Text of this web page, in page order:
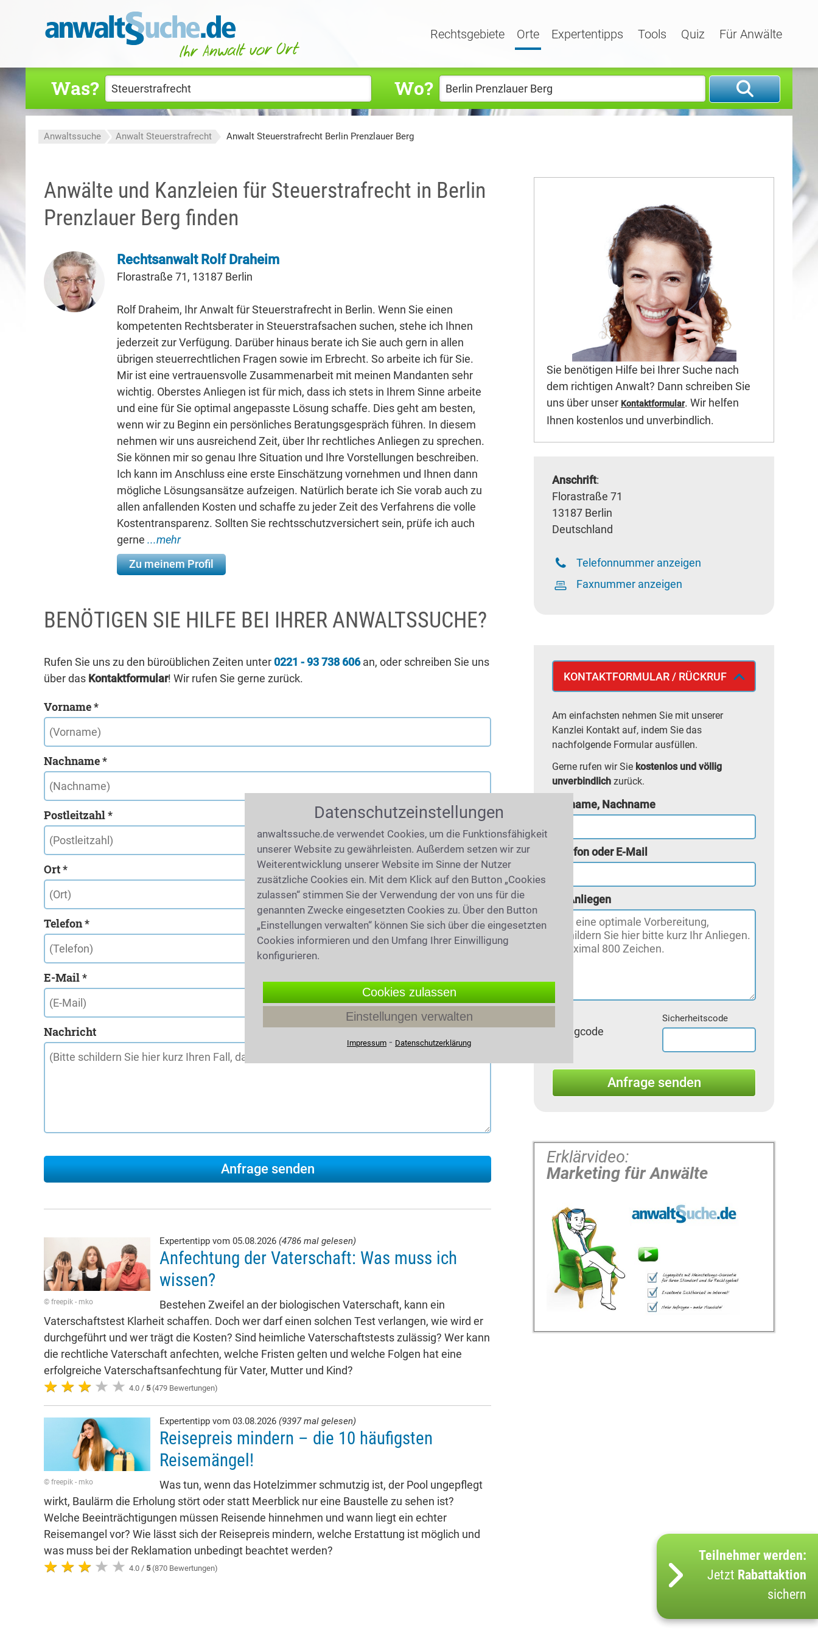
Rechtsgebiete Orte Expertentipps Tools Quiz Für Anwälte
Was? Wo?
Anwaltssuche Anwalt Steuerstrafrecht Anwalt Steuerstrafrecht Berlin Prenzlauer Berg
Anwälte und Kanzleien für Steuerstrafrecht in Berlin
Prenzlauer Berg finden
Rechtsanwalt Rolf Draheim
Florastraße 71, 13187 Berlin
Rolf Draheim, Ihr Anwalt für Steuerstrafrecht in Berlin. Wenn Sie einen
kompetenten Rechtsberater in Steuerstrafsachen suchen, stehe ich Ihnen
jederzeit zur Verfügung. Darüber hinaus berate ich Sie auch gern in allen
übrigen steuerrechtlichen Fragen sowie im Erbrecht. So arbeite ich für Sie.
Mir ist eine vertrauensvolle Zusammenarbeit mit meinen Mandanten sehr
wichtig. Oberstes Anliegen ist für mich, dass ich stets in Ihrem Sinne arbeite
und eine für Sie optimal angepasste Lösung schaffe. Dies geht am besten,
wenn wir zu Beginn ein persönliches Beratungsgespräch führen. In diesem
nehmen wir uns ausreichend Zeit, über Ihr rechtliches Anliegen zu sprechen.
Sie können mir so genau Ihre Situation und Ihre Vorstellungen beschreiben.
Ich kann im Anschluss eine erste Einschätzung vornehmen und Ihnen dann
mögliche Lösungsansätze aufzeigen. Natürlich berate ich Sie vorab auch zu
allen anfallenden Kosten und schaffe zu jeder Zeit des Verfahrens die volle
Kostentransparenz. Sollten Sie rechtsschutzversichert sein, prüfe ich auch
gerne ...mehr
Zu meinem Profil
BENÖTIGEN SIE HILFE BEI IHRER ANWALTSSUCHE?
Rufen Sie uns zu den büroüblichen Zeiten unter 0221 - 93 738 606an, oder schreiben Sie uns
über das Kontaktformular! Wir rufen Sie gerne zurück.
Vorname *
Nachname *
Postleitzahl *
Ort *
Telefon *
E-Mail *
Nachricht
© freepik - mko
Expertentipp vom 05.08.2026 (4786 mal gelesen)
Anfechtung der Vaterschaft: Was muss ich
wissen?
Bestehen Zweifel an der biologischen Vaterschaft, kann ein
Vaterschaftstest Klarheit schaffen. Doch wer darf einen solchen Test verlangen, wie wird er
durchgeführt und wer trägt die Kosten? Sind heimliche Vaterschaftstests zulässig? Wer kann
die rechtliche Vaterschaft anfechten, welche Fristen gelten und welche Folgen hat eine
erfolgreiche Vaterschaftsanfechtung für Vater, Mutter und Kind?
4.0 / 5(479 Bewertungen)
© freepik - mko
Expertentipp vom 03.08.2026 (9397 mal gelesen)
Reisepreis mindern – die 10 häufigsten
Reisemängel!
Was tun, wenn das Hotelzimmer schmutzig ist, der Pool ungepflegt
wirkt, Baulärm die Erholung stört oder statt Meerblick nur eine Baustelle zu sehen ist?
Welche Beeinträchtigungen müssen Reisende hinnehmen und wann liegt ein echter
Reisemangel vor? Wie lässt sich der Reisepreis mindern, welche Erstattung ist möglich und
was muss bei der Reklamation unbedingt beachtet werden?
4.0 / 5(870 Bewertungen)
Teilnehmer werden:
Jetzt Rabattaktion
sichern
Sie benötigen Hilfe bei Ihrer Suche nach
dem richtigen Anwalt? Dann schreiben Sie
uns über unser Kontaktformular. Wir helfen
Ihnen kostenlos und unverbindlich.
Anschrift:
Florastraße 71
13187 Berlin
Deutschland
Telefonnummer anzeigen
Faxnummer anzeigen
KONTAKTFORMULAR / RÜCKRUF
Am einfachsten nehmen Sie mit unserer
Kanzlei Kontakt auf, indem Sie das
nachfolgende Formular ausfüllen.
Gerne rufen wir Sie kostenlos und völlig
unverbindlich zurück.
Vorname, Nachname
Telefon oder E-Mail
Ihr Anliegen
Sicherheitscode
Erklärvideo:
Marketing für Anwälte
Datenschutzeinstellungen
anwaltssuche.de verwendet Cookies, um die Funktionsfähigkeit
unserer Website zu gewährleisten. Außerdem setzen wir zur
Weiterentwicklung unserer Website im Sinne der Nutzer
zusätzliche Cookies ein. Mit dem Klick auf den Button „Cookies
zulassen“ stimmen Sie der Verwendung der von uns für die
genannten Zwecke eingesetzten Cookies zu. Über den Button
„Einstellungen verwalten“ können Sie sich über die eingesetzten
Cookies informieren und den Umfang Ihrer Einwilligung
konfigurieren.
Cookies zulassen
Einstellungen verwalten
Impressum ⁃ Datenschutzerklärung